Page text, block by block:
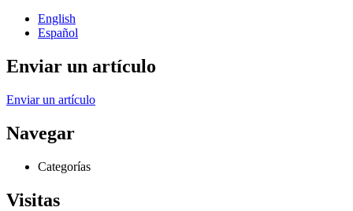
English
Español
Enviar un artículo
Enviar un artículo
Navegar
Categorías
Visitas